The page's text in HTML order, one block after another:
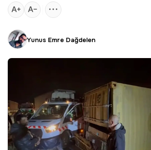
Yunus Emre Dağdelen